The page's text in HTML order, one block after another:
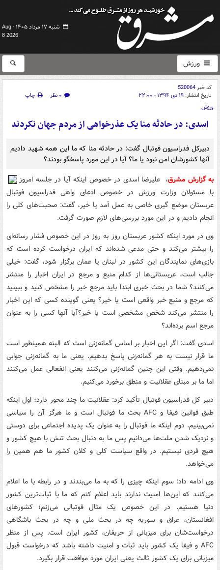
شنبه ۱۷ مرداد ۱۴۰۵ -
Aug
8 2026
ورزش
کد خبر520064
تاریخ انتشار: ۱۹ دی ۱۳۹۴ - ۲۲:۰۰ ۰ نظر
چاپ
ورزش
اسدی: در حادثه منا یک عذرخواهی از مردم جهان نکردند
دبیرکل فدراسیون فوتبال گفت: در حادثه منا که ما این همه شهید دادیم
آنها کشورشان امن نبود یا ما؟ آیا در این مورد پاسخگو بودند؟
به گزارش مشرق، علیرضا اسدی در خصوص اینکه آیا در جلسه امروز
با مسئولان وزارت ورزش در خصوص ادعای واهی فدراسیون فوتبال
عربستان موضع گیری خاصی به عمل آمد یا خیر،‌ گفت: صحبت‌های کلی را
انجام دادیم و در این مورد بررسی‌های لازم صورت گرفت.
وی در مورد اینکه کشور عربستان روز به روز در این خصوص فشار رسانه‌ای
را بیشتر می‌کند و حتی مدعی شده‌اند که ایران درخواست کرده است که
بازی‌های نمایندگان این کشور در لبنان یا عمان برگزار شود، گفت: خیلی
جالب است، عربستانی‌ها از کدام منبع و مرجع در ایران اخبار را منتشر
می‌کنند؟ شما در بحث خبری ابتدا باید مرجع خبر را مشخص کنید و ببینید
که مرجع و منبع خبر واقعی است یا خیر؟ یعنی گوینده کسی که این اخبار
را منتشر می‌کند شخص مشخصی است یا خیر؟آیا آنها کسی را به عنوان
مرجع اسم برده‌اند؟
اسدی گفت: اگر این اخبار بر اساس گمانه‌زنی است که البته همینطور است
ما قرار نیست به هر گمانه‌زنی پاسخ بدهیم. یعنی ما به گمانه‌زنی جوابی
نمی‌دهیم. وقتی این چنین گمانه‌زنی می‌کنند یعنی انفعالی عمل می‌کنند
اما ما بر مبنای عقلانیت و منطق برخورد می‌کنیم.
دبیر کل فدراسیون فوتبال تأکید کرد: عقلانیت ما چند محور دارد؛ اول اینکه
طبق قوانین فیفا و AFC بحث ما فوتبال است و ما هرگز آن را سیاسی
نمی‌بینیم. دوم اینکه ما فوتبال را به عنوان یک پدیده اجتماعی برای دوستی
و نزدیک شدن ملت‌ها می‌دانیم پس ما به دنبال بحث تنش با هیچ کشور و
هیچ فردی نیستیم. در واقع سیاست کلی و کلان کشور ما هم همین را
می‌خواهد.
وی ادامه داد: سوم اینکه چیزی را که به ما می‌بندند و در رابطه با ما اعلام
می‌کنند که این‌ها امنیت ندارند باید اعلام کنم که ما با ثبات‌ترین کشور
دنیا هستیم. در این خصوص یک مثال فوتبالی می‌زنم؛ کشورهای
افغانستان، عراق و سوریه چه در بحث ملی و چه در بحث باشگاهی
درخواست‌شان برای میزبانی از حریفان، کشور ایران است. پس از منظر
AFC و فیفا یک کشور باید ثبات و امنیت داشته باشد که درخواست قبول
میزبانی برای یک کشور ثالث یعنی ایران مورد موافقت قرار بگیرد.